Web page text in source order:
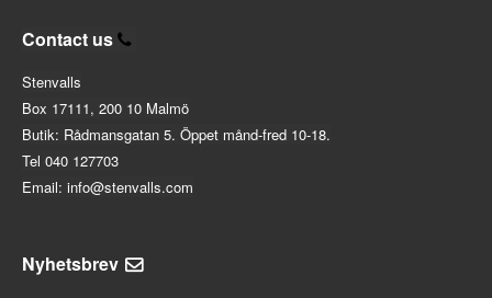
Contact us
Stenvalls
Box 17111, 200 10 Malmö
Butik: Rådmansgatan 5. Öppet månd-fred 10-18.
Tel 040 127703
Email: info@stenvalls.com
Nyhetsbrev